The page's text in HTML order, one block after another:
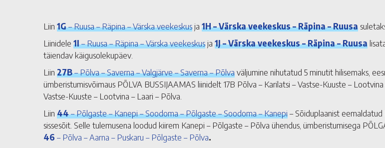
Liin 1G– Ruusa – Räpina – Värska veekeskusja 1H – Värska veekeskus – Räpina – Ruusa
Liinidele 1I– Ruusa – Räpina – Värska veekeskusja 1J – Värska veekeskus – Räpina – Ruusa
täiendav käigusolekupäev.
Liin 27B– Põlva – Saverna – Valgjärve – Saverna – Põlvaväljumine nihutatud 5 minutit hilisemaks,
ümberistumisvõimaus PÕLVA BUSSIJAAMAS liinidelt 17B Põlva – Karilatsi – Vastse-Kuuste –
Vastse-Kuuste – Lootvina – Laari – Põlva.
Liin 44– Põlgaste – Kanepi – Soodoma – Põlgaste – Soodoma – Kanepi– Sõiduplaanist
sissesõit. Selle tulemusena loodud kiirem Kanepi – Põlgaste – Põlva ühendus, ümberistumisega
46 – Põlva – Aarna – Puskaru – Põlgaste – Põlva.